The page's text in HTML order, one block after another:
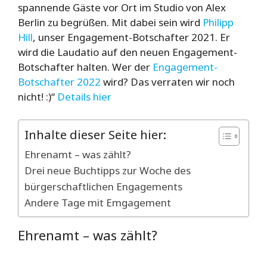
spannende Gäste vor Ort im Studio von Alex
Berlin zu begrüßen. Mit dabei sein wird Philipp
Hill, unser Engagement-Botschafter 2021. Er
wird die Laudatio auf den neuen Engagement-
Botschafter halten. Wer der Engagement-
Botschafter 2022 wird? Das verraten wir noch
nicht! :)“ Details hier
Inhalte dieser Seite hier:
Ehrenamt – was zählt?
Drei neue Buchtipps zur Woche des
bürgerschaftlichen Engagements
Andere Tage mit Emgagement
Ehrenamt – was zählt?